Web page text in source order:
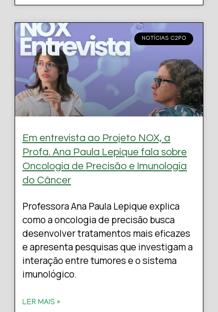
NOTÍCIAS C2PO
Em entrevista ao Projeto NOX, a
Profa. Ana Paula Lepique fala sobre
Oncologia de Precisão e Imunologia
do Câncer
Professora Ana Paula Lepique explica
como a oncologia de precisão busca
desenvolver tratamentos mais eficazes
e apresenta pesquisas que investigam a
interação entre tumores e o sistema
imunológico.
LER MAIS »